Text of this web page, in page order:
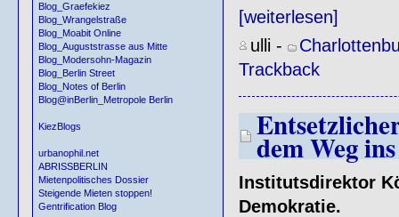
Blog_Graefekiez
Blog_Wrangelstraße
Blog_Moabit Online
Blog_Auguststrasse aus Mitte
Blog_Modersohn-Magazin
Blog_Berlin Street
Blog_Notes of Berlin
Blog@inBerlin_Metropole Berlin
KiezBlogs
urbanophil.net
ABRISSBERLIN
Mietenpolitisches Dossier
Steigende Mieten stoppen!
Gentrification Blog
[weiterlesen]
ulli -
Trackback
dem Weg
Institutsdirektor
Demokratie.